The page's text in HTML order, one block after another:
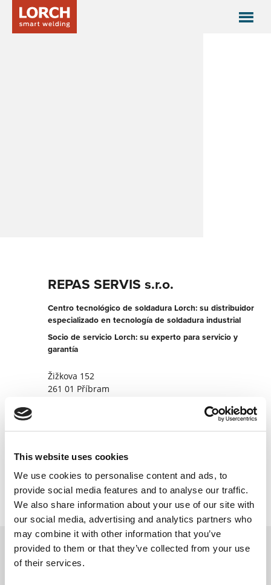
This website uses cookies
We use cookies to personalise content and ads, to
provide social media features and to analyse our traffic.
We also share information about your use of our site with
our social media, advertising and analytics partners who
may combine it with other information that you’ve
provided to them or that they’ve collected from your use
of their services.
REPAS SERVIS s.r.o.
Centro tecnológico de soldadura Lorch: su distribuidor
especializado en tecnología de soldadura industrial
Socio de servicio Lorch: su experto para servicio y
garantía
Žižkova 152
261 01 Příbram
Página web del socio
Contactar ahora
Póngase en contacto con nosotros a través